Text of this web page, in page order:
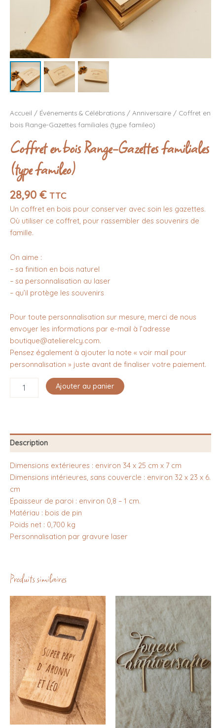
Accueil / Événements & Célébrations / Anniversaire / Coffret en
bois Range-Gazettes familiales (type famileo)
Coffret en bois Range-Gazettes familiales
(type famileo)
28,90 € TTC
Un coffret en bois pour conserver avec soin les gazettes.
Où utiliser ce coffret, pour rassembler des souvenirs de
famille.
On aime :
– sa finition en bois naturel
– sa personnalisation au laser
– qu’il protège les souvenirs
Pour toute personnalisation sur mesure, merci de nous
envoyer les informations par e-mail à l’adresse
boutique@atelierelcy.com.
Pensez également à ajouter la note « voir mail pour
personnalisation » juste avant de finaliser votre paiement.
Ajouter au panier
Description
Dimensions extérieures : environ 34 x 25 cm x 7 cm
Dimensions intérieures, sans couvercle : environ 32 x 23 x 6.
cm
Épaisseur de paroi : environ 0,8 – 1 cm.
Matériau : bois de pin
Poids net : 0,700 kg
Personnalisation par gravure laser
Produits similaires